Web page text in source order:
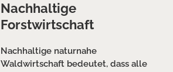
Nachhaltige
Forstwirtschaft
Nachhaltige naturnahe
Waldwirtschaft bedeutet, dass alle